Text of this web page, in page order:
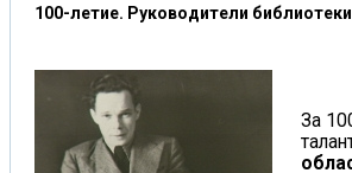
100-летие. Руководители
За